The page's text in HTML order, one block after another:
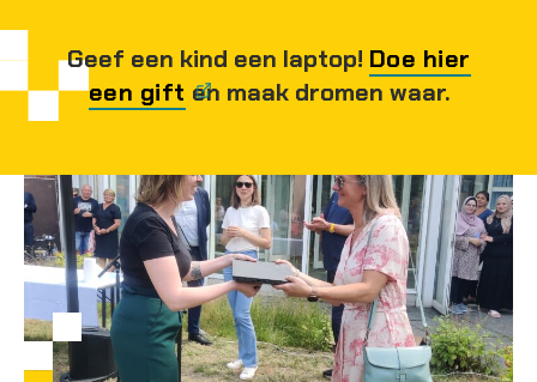
Geef een kind een laptop! Doe hier
een gift en maak dromen waar.